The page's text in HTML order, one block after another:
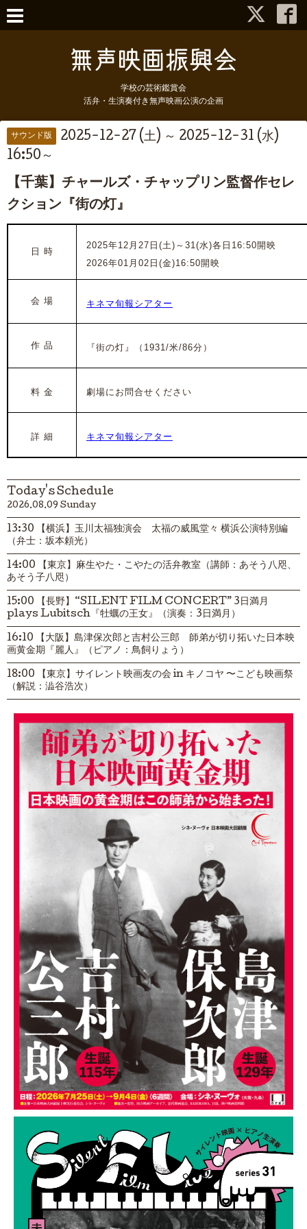
学校の芸術鑑賞会
活弁・生演奏付き無声映画公演の企画
サウンド版
2025-12-27 (土) ～ 2025-12-31 (水)
16:50～
【千葉】チャールズ・チャップリン監督作セレ
クション『街の灯』
日 時
2025年12月27日(土)～31(水)各日16:50開映
2026年01月02日(金)16:50開映
会 場 キネマ旬報シアター
作 品 『街の灯』（1931/米/86分）
料 金 劇場にお問合せください
詳 細 キネマ旬報シアター
Today's Schedule
2026.08.09 Sunday
13:30 【横浜】玉川太福独演会 太福の威風堂々 横浜公演特別編
（弁士：坂本頼光）
14:00 【東京】麻生やた・こやたの活弁教室（講師：あそう八咫、
あそう子八咫）
15:00 【長野】“SILENT FILM CONCERT” 3日満月
plays Lubitsch『牡蠣の王女』（演奏：3日満月）
16:10 【大阪】島津保次郎と吉村公三郎 師弟が切り拓いた日本映
画黄金期『麗人』（ピアノ：鳥飼りょう）
18:00 【東京】サイレント映画友の会 in キノコヤ 〜こども映画祭
（解説：澁谷浩次）